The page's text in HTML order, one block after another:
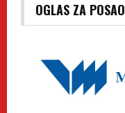
OGLAS ZA POSAO